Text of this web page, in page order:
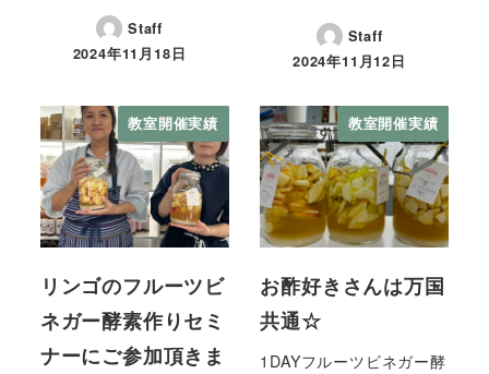
Staff
2024年11月18日
Staff
2024年11月12日
教室開催実績
リンゴのフルーツビ
ネガー酵素作りセミ
ナーにご参加頂きま
教室開催実績
お酢好きさんは万国
共通☆
1DAYフルーツビネガー酵